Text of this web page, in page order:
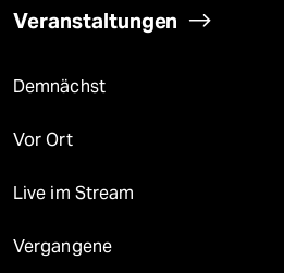
Veranstaltungen
Demnächst
Vor Ort
Live im Stream
Vergangene